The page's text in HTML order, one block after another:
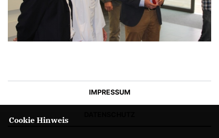
IMPRESSUM
Cookie Hinweis